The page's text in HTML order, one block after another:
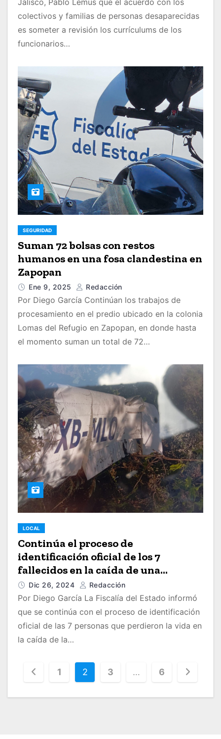
colectivos y familias de personas desaparecidas
es someter a revisión los currículums de los
funcionarios…
SEGURIDAD
Suman 72 bolsas con restos
humanos en una fosa clandestina en
Zapopan
Ene 9, 2025 Redacción
Por Diego García Continúan los trabajos de
procesamiento en el predio ubicado en la colonia
Lomas del Refugio en Zapopan, en donde hasta
el momento suman un total de 72…
LOCAL
Continúa el proceso de
identificación oficial de los 7
fallecidos en la caída de una
avioneta en Quitupan
Dic 26, 2024 Redacción
Por Diego García La Fiscalía del Estado informó
que se continúa con el proceso de identificación
oficial de las 7 personas que perdieron la vida en
la caída de la…
1 2 3 … 6